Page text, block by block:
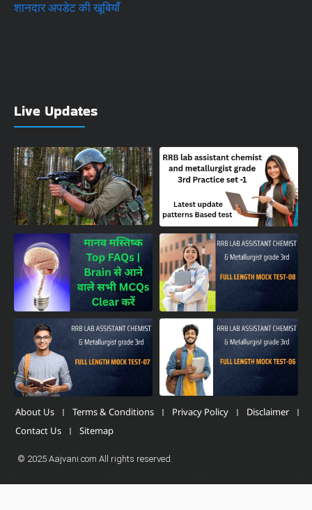
Live Updates
About Us Terms & Conditions Privacy Policy
Disclaimer
Contact Us
Sitemap
© 2025 Aajvani.com All rights reserved.